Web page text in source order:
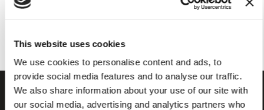
This website uses cookies
We use cookies to personalise content and ads, to
provide social media features and to analyse our traffic.
We also share information about your use of our site with
our social media, advertising and analytics partners who